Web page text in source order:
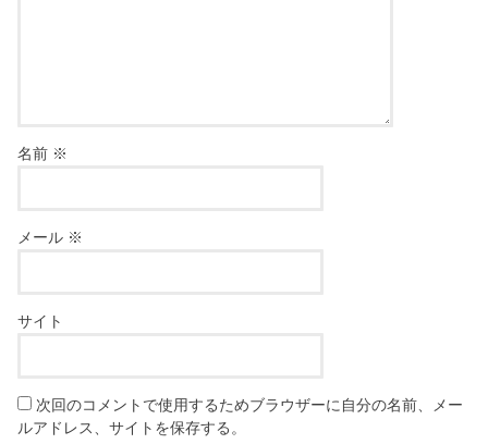
名前 ※
メール ※
サイト
次回のコメントで使用するためブラウザーに自分の名前、メー
ルアドレス、サイトを保存する。